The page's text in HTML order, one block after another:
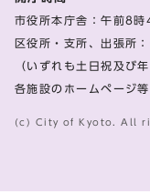
市役所本庁舎：午前8
区役所・支所、出張所
（いずれも土日祝及び
各施設のホームページ
(c) City of Kyoto. All